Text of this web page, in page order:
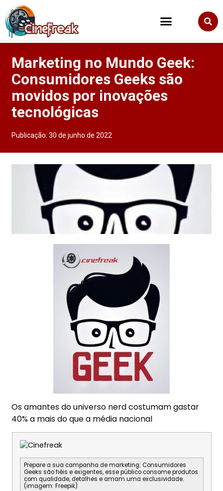
Marketing no Mundo Geek:
Consumidores Geeks são
movidos por inovações
tecnológicas
Publicação:30 de junho de 2022
Os amantes do universo nerd costumam gastar
40% a mais do que a média nacional
Prepare a sua campanha de marketing: Consumidores
Geeks são fiéis e exigentes, esse público consome produtos
com qualidade, detalhes e amam uma exclusividade.
(imagem: Freepik)